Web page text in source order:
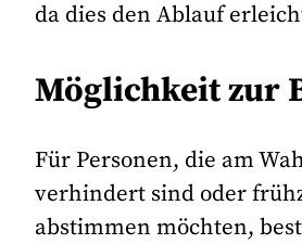
da dies den Ablauf
Möglichkeit zur
Für Personen, die am
verhindert sind oder
abstimmen möchten,